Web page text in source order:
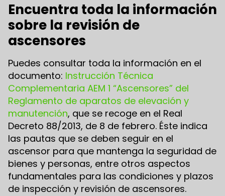
Encuentra toda la información
sobre la revisión de
ascensores
Puedes consultar toda la información en el
documento: Instrucción Técnica
Complementaria AEM 1 “Ascensores” del
Reglamento de aparatos de elevación y
manutención, que se recoge en el Real
Decreto 88/2013, de 8 de febrero. Éste indica
las pautas que se deben seguir en el
ascensor para que mantenga la seguridad de
bienes y personas, entre otros aspectos
fundamentales para las condiciones y plazos
de inspección y revisión de ascensores.